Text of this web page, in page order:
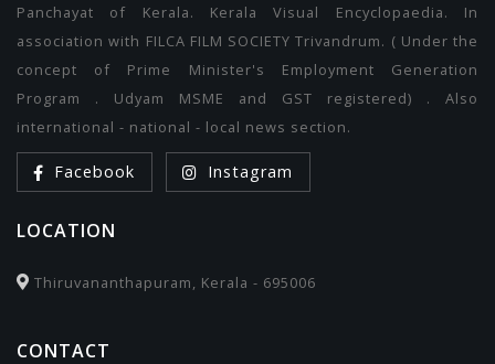
Panchayat of Kerala. Kerala Visual Encyclopaedia. In
association with FILCA FILM SOCIETY Trivandrum. ( Under the
concept of Prime Minister's Employment Generation
Program . Udyam MSME and GST registered) . Also
international - national - local news section.
Facebook Instagram
LOCATION
Thiruvananthapuram, Kerala - 695006
CONTACT